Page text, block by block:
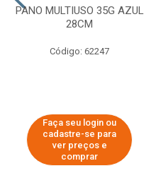
PANO MULTIUSO 35G AZUL
28CM
Código: 62247
Faça seu login ou
cadastre-se para
ver preços e
comprar